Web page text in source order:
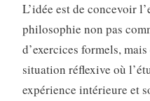
L’idée est de concevoir
philosophie non pas
d’exercices formels,
situation réflexive où
expérience intérieure et